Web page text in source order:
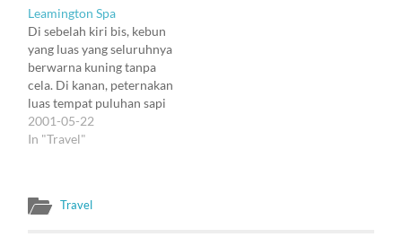
Leamington Spa
Di sebelah kiri bis, kebun
yang luas yang seluruhnya
berwarna kuning tanpa
cela. Di kanan, peternakan
luas tempat puluhan sapi
bersantai, ditemani
burung-burung hitam,
pelarian melintasi puri
2001-05-22
In "Travel"
Travel